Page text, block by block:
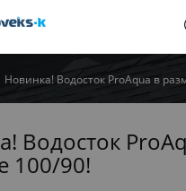
Новинка! Водосток ProAqua в
Водосток
100/90!